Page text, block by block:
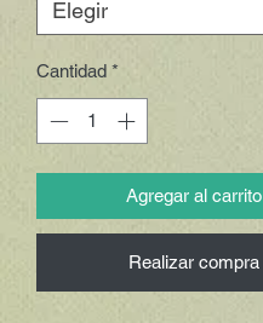
Cantidad *
Agregar al carrito
Realizar compra